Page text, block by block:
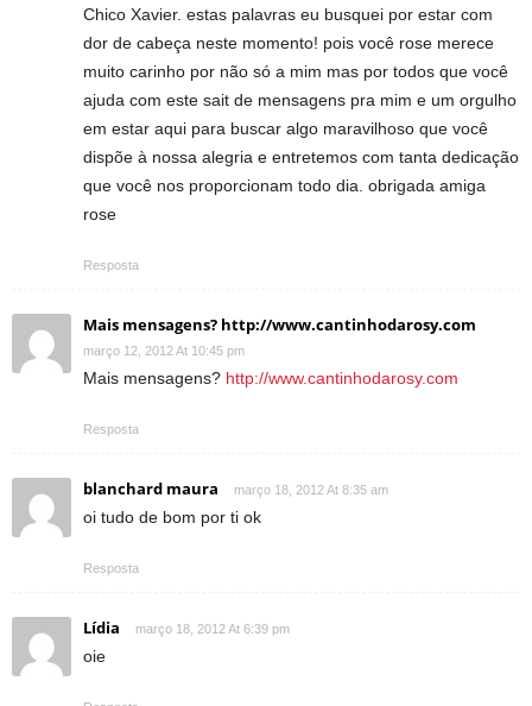
Chico Xavier. estas palavras eu busquei por estar com
dor de cabeça neste momento! pois você rose merece
muito carinho por não só a mim mas por todos que você
ajuda com este sait de mensagens pra mim e um orgulho
em estar aqui para buscar algo maravilhoso que você
dispõe à nossa alegria e entretemos com tanta dedicação
que você nos proporcionam todo dia. obrigada amiga
rose
Resposta
Mais mensagens? http://www.cantinhodarosy.com
março 12, 2012 At 10:45 pm
Mais mensagens? http://www.cantinhodarosy.com
Resposta
blanchard maura março 18, 2012 At 8:35 am
oi tudo de bom por ti ok
Resposta
Lídia março 18, 2012 At 6:39 pm
oie